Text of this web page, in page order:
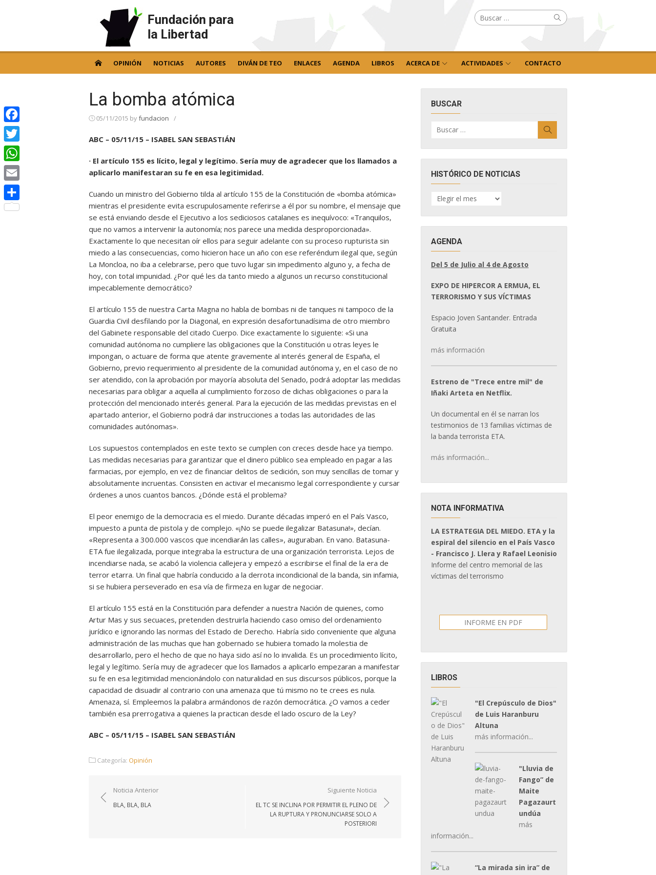
Fundación para
la Libertad
Buscar
por: Buscar
OPINIÓN NOTICIAS AUTORES DIVÁN DE TEO ENLACES AGENDA LIBROS ACERCA DE ACTIVIDADES CONTACTO
La bomba atómica
05/11/2015 byfundacion /
ABC – 05/11/15 – ISABEL SAN SEBASTIÁN
· El artículo 155 es lícito, legal y legítimo. Sería muy de agradecer que los llamados a
aplicarlo manifestaran su fe en esa legitimidad.
Cuando un ministro del Gobierno tilda al artículo 155 de la Constitución de «bomba atómica»
mientras el presidente evita escrupulosamente referirse a él por su nombre, el mensaje que
se está enviando desde el Ejecutivo a los sediciosos catalanes es inequívoco: «Tranquilos,
que no vamos a intervenir la autonomía; nos parece una medida desproporcionada».
Exactamente lo que necesitan oír ellos para seguir adelante con su proceso rupturista sin
miedo a las consecuencias, como hicieron hace un año con ese referéndum ilegal que, según
La Moncloa, no iba a celebrarse, pero que tuvo lugar sin impedimento alguno y, a fecha de
hoy, con total impunidad. ¿Por qué les da tanto miedo a algunos un recurso constitucional
impecablemente democrático?
El artículo 155 de nuestra Carta Magna no habla de bombas ni de tanques ni tampoco de la
Guardia Civil desfilando por la Diagonal, en expresión desafortunadísima de otro miembro
del Gabinete responsable del citado Cuerpo. Dice exactamente lo siguiente: «Si una
comunidad autónoma no cumpliere las obligaciones que la Constitución u otras leyes le
impongan, o actuare de forma que atente gravemente al interés general de España, el
Gobierno, previo requerimiento al presidente de la comunidad autónoma y, en el caso de no
ser atendido, con la aprobación por mayoría absoluta del Senado, podrá adoptar las medidas
necesarias para obligar a aquella al cumplimiento forzoso de dichas obligaciones o para la
protección del mencionado interés general. Para la ejecución de las medidas previstas en el
apartado anterior, el Gobierno podrá dar instrucciones a todas las autoridades de las
comunidades autónomas».
Los supuestos contemplados en este texto se cumplen con creces desde hace ya tiempo.
Las medidas necesarias para garantizar que el dinero público sea empleado en pagar a las
farmacias, por ejemplo, en vez de financiar delitos de sedición, son muy sencillas de tomar y
absolutamente incruentas. Consisten en activar el mecanismo legal correspondiente y cursar
órdenes a unos cuantos bancos. ¿Dónde está el problema?
El peor enemigo de la democracia es el miedo. Durante décadas imperó en el País Vasco,
impuesto a punta de pistola y de complejo. «¡No se puede ilegalizar Batasuna!», decían.
«Representa a 300.000 vascos que incendiarán las calles», auguraban. En vano. Batasuna-
ETA fue ilegalizada, porque integraba la estructura de una organización terrorista. Lejos de
incendiarse nada, se acabó la violencia callejera y empezó a escribirse el final de la era de
terror etarra. Un final que habría conducido a la derrota incondicional de la banda, sin infamia,
si se hubiera perseverado en esa vía de firmeza en lugar de negociar.
El artículo 155 está en la Constitución para defender a nuestra Nación de quienes, como
Artur Mas y sus secuaces, pretenden destruirla haciendo caso omiso del ordenamiento
jurídico e ignorando las normas del Estado de Derecho. Habría sido conveniente que alguna
administración de las muchas que han gobernado se hubiera tomado la molestia de
desarrollarlo, pero el hecho de que no haya sido así no lo invalida. Es un procedimiento lícito,
legal y legítimo. Sería muy de agradecer que los llamados a aplicarlo empezaran a manifestar
su fe en esa legitimidad mencionándolo con naturalidad en sus discursos públicos, porque la
capacidad de disuadir al contrario con una amenaza que tú mismo no te crees es nula.
Amenaza, sí. Empleemos la palabra armándonos de razón democrática. ¿O vamos a ceder
también esa prerrogativa a quienes la practican desde el lado oscuro de la Ley?
ABC – 05/11/15 – ISABEL SAN SEBASTIÁN
Categoría: Opinión
Navegación
de
Noticia Anterior
BLA, BLA, BLA
Siguiente Noticia
EL TC SE INCLINA POR PERMITIR EL PLENO DE
LA RUPTURA Y PRONUNCIARSE SOLO A
POSTERIORI
BUSCAR
por:
HISTÓRICO DE NOTICIAS
HISTÓRICO
DE
AGENDA
Del 5 de Julio al 4 de Agosto
EXPO DE HIPERCOR A ERMUA, EL
TERRORISMO Y SUS VÍCTIMAS
Espacio Joven Santander. Entrada
Gratuita
más información
Estreno de "Trece entre mil" de
Iñaki Arteta en Netflix.
Un documental en él se narran los
testimonios de 13 familias víctimas de
la banda terrorista ETA.
más información...
NOTA INFORMATIVA
LA ESTRATEGIA DEL MIEDO. ETA y la
espiral del silencio en el País Vasco
- Francisco J. Llera y Rafael Leonisio
Informe del centro memorial de las
víctimas del terrorismo
INFORME EN PDF
LIBROS
"El Crepúsculo de Dios"
de Luis Haranburu
Altuna
más información...
"Lluvia de
Fango” de
Maite
Pagazaurt
undúa
más
información...
“La mirada sin ira” de
Facebook
Twitter
WhatsApp
Email
Compartir